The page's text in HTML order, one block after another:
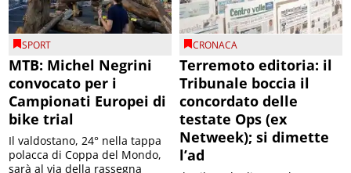
SPORT
MTB: Michel Negrini
convocato per i
Campionati Europei di
bike trial
Il valdostano, 24° nella tappa
polacca di Coppa del Mondo,
sarà al via della rassegna
CRONACA
Terremoto editoria: il
Tribunale boccia il
concordato delle
testate Ops (ex
Netweek); si dimette
l’ad